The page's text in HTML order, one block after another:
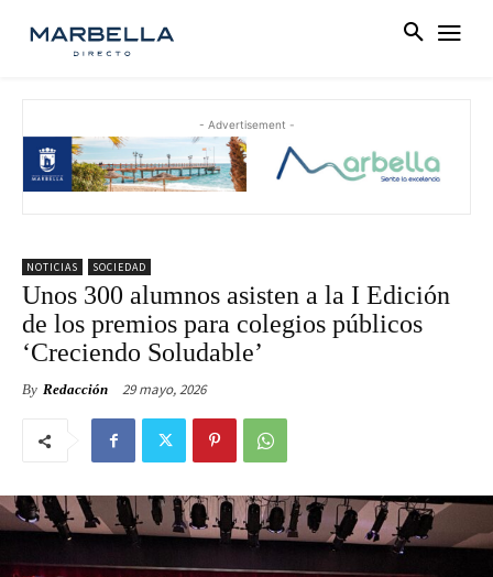
- Advertisement -
NOTICIAS SOCIEDAD
Unos 300 alumnos asisten a la I Edición
de los premios para colegios públicos
‘Creciendo Soludable’
By Redacción 29 mayo, 2026